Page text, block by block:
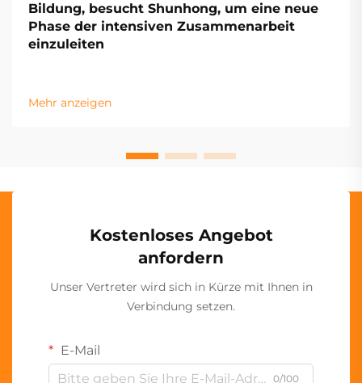
Bildung, besucht Shunhong, um eine neue
Phase der intensiven Zusammenarbeit
einzuleiten
Mehr anzeigen
Kostenloses Angebot
anfordern
Unser Vertreter wird sich in Kürze mit Ihnen in
Verbindung setzen.
E-Mail
0/100